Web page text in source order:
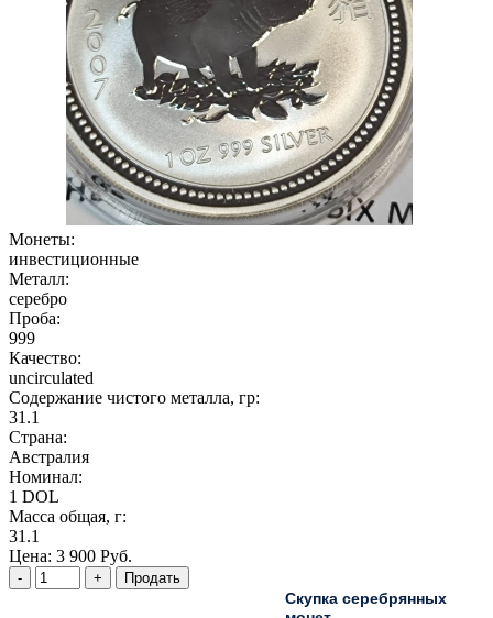
Монеты:
инвестиционные
Металл:
серебро
Проба:
999
Качество:
uncirculated
Содержание чистого металла, гр:
31.1
Страна:
Австралия
Номинал:
1 DOL
Масса общая, г:
31.1
Цена: 3 900 Руб.
Скупка серебрянных